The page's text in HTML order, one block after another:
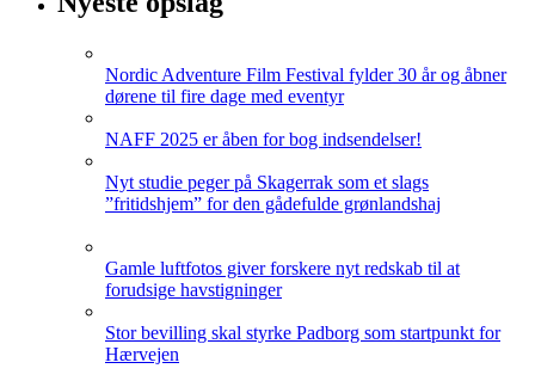
Nordic Adventure Film Festival fylder 30 år og åbner
dørene til fire dage med eventyr
NAFF 2025 er åben for bog indsendelser!
Nyt studie peger på Skagerrak som et slags
”fritidshjem” for den gådefulde grønlandshaj
Gamle luftfotos giver forskere nyt redskab til at
forudsige havstigninger
Stor bevilling skal styrke Padborg som startpunkt for
Hærvejen